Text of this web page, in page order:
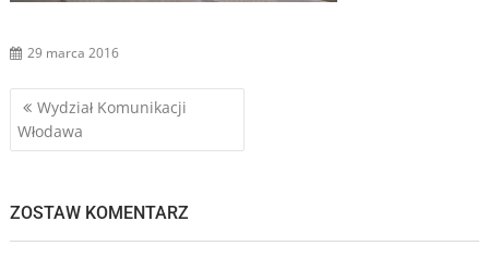
29 marca 2016
Nawigacja
wpisu
Wydział Komunikacji
Włodawa
ZOSTAW KOMENTARZ